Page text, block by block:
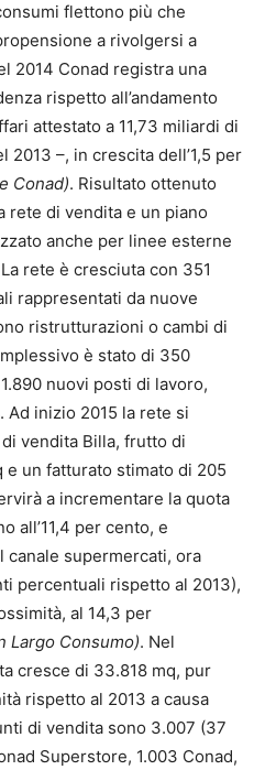
flettono più che
a rivolgersi a
2014 Conad registra una
rispetto all’andamento
attestato a 11,73 miliardi di
–, in crescita dell’1,5 per
Conad). Risultato ottenuto
rete di vendita e un piano
anche per linee esterne
rete è cresciuta con 351
rappresentati da nuove
ristrutturazioni o cambi di
è stato di 350
nuovi posti di lavoro,
inizio 2015 la rete si
vendita Billa, frutto di
un fatturato stimato di 205
a incrementare la quota
all’11,4 per cento, e
canale supermercati, ora
percentuali rispetto al 2013),
al 14,3 per
Largo Consumo). Nel
cresce di 33.818 mq, pur
rispetto al 2013 a causa
di vendita sono 3.007 (37
Superstore, 1.003 Conad,